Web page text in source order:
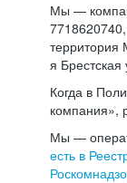
Мы —
территория
я
Когда в
компания»,
Мы —
есть в